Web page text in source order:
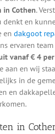
in Cothen.
denkt en
en dakgoot
ervaren
vanaf € 4
aan en wij
in de
en
in